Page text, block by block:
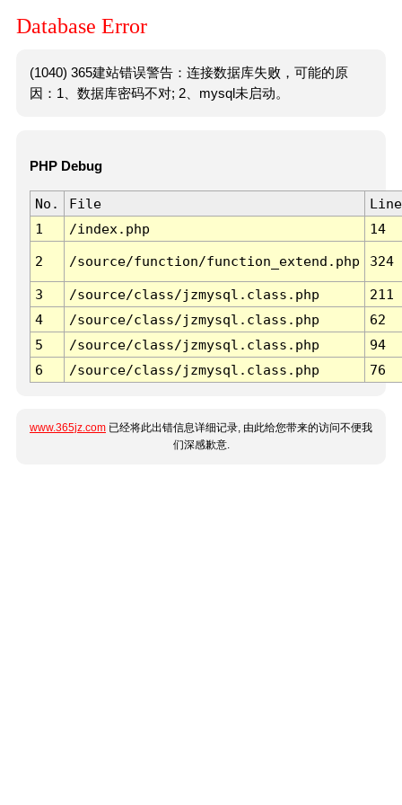
Database Error
(1040) 365建站错误警告：连接数据库失败，可能的原
因：1、数据库密码不对; 2、mysql未启动。
PHP Debug
No. File
Line
1
/index.php 14
2 /source/function/function_extend.php 324
3 /source/class/jzmysql.class.php
211
4
/source/class/jzmysql.class.php
62
5
/source/class/jzmysql.class.php
94
6
/source/class/jzmysql.class.php 76
www.365jz.com 已经将此出错信息详细记录, 由此给您带来的访问不便我
们深感歉意.